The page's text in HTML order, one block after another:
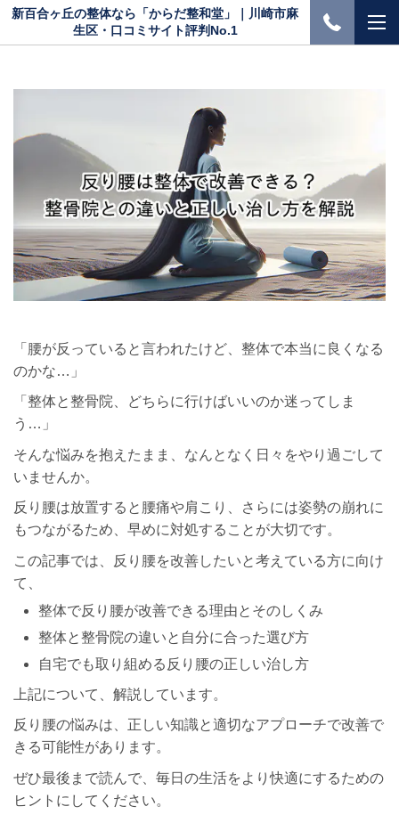
新百合ヶ丘の整体なら「からだ整和堂」｜川崎市麻
生区・口コミサイト評判No.1
「腰が反っていると言われたけど、整体で本当に良くなる
のかな…」
「整体と整骨院、どちらに行けばいいのか迷ってしま
う…」
そんな悩みを抱えたまま、なんとなく日々をやり過ごして
いませんか。
反り腰は放置すると腰痛や肩こり、さらには姿勢の崩れに
もつながるため、早めに対処することが大切です。
この記事では、反り腰を改善したいと考えている方に向け
て、
整体で反り腰が改善できる理由とそのしくみ
整体と整骨院の違いと自分に合った選び方
自宅でも取り組める反り腰の正しい治し方
上記について、解説しています。
反り腰の悩みは、正しい知識と適切なアプローチで改善で
きる可能性があります。
ぜひ最後まで読んで、毎日の生活をより快適にするための
ヒントにしてください。